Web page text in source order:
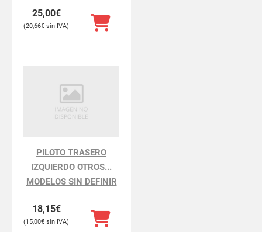
25,00€
20,66€
PILOTO TRASERO
IZQUIERDO OTROS...
MODELOS SIN DEFINIR
18,15€
15,00€